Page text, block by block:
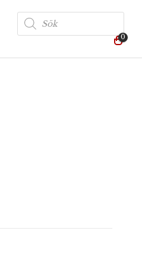
Produktsökning
0